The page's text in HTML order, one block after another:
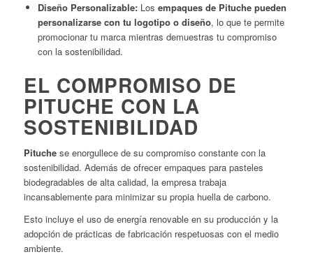
Diseño Personalizable:Los empaques de Pituche pueden
personalizarse con tu logotipo o diseño, lo que te permite
promocionar tu marca mientras demuestras tu compromiso
con la sostenibilidad.
EL COMPROMISO DE
PITUCHE CON LA
SOSTENIBILIDAD
Pituchese enorgullece de su compromiso constante con la
sostenibilidad. Además de ofrecer empaques para pasteles
biodegradables de alta calidad, la empresa trabaja
incansablemente para minimizar su propia huella de carbono.
Esto incluye el uso de energía renovable en su producción y la
adopción de prácticas de fabricación respetuosas con el medio
ambiente.